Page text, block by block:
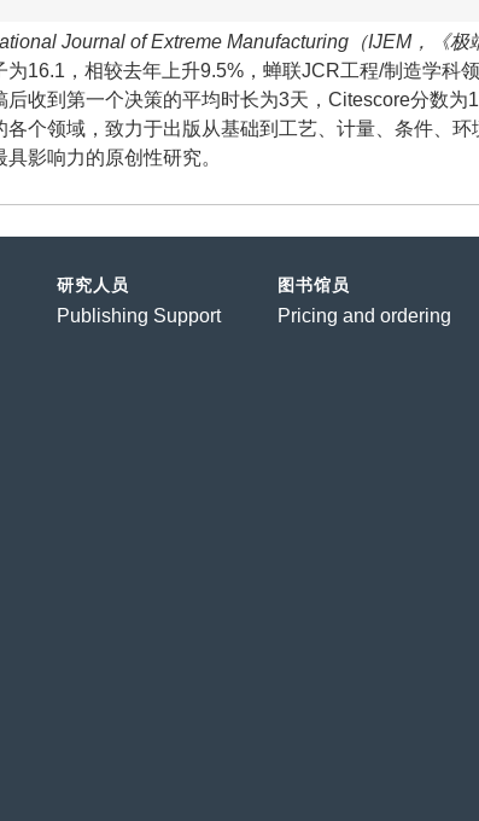
Journal of Extreme Manufacturing（IJEM，《极
为16.1，相较去年上升9.5%，蝉联JCR工程/制造学科
后收到第一个决策的平均时长为3天，Citescore分数为
各个领域，致力于出版从基础到工艺、计量、条件、
具影响力的原创性研究。
研究人员
Publishing Support
图书馆员
Pricing and ordering